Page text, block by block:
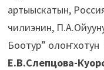
артыыскатын,
чилиэнин,
Боотур” олоҥхотун
Е.В.Слепцова-